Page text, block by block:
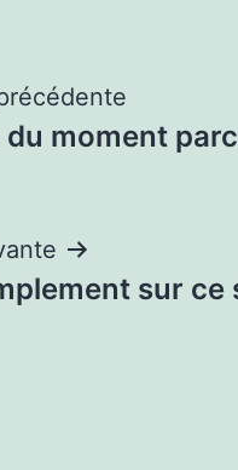
du moment
sur ce